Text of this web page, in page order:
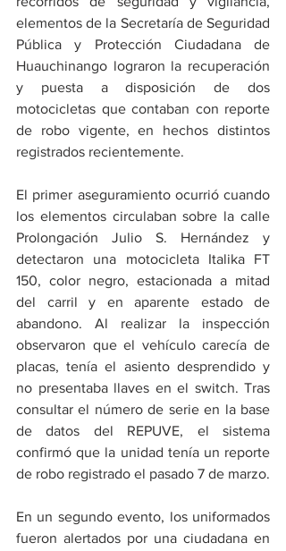
elementos de la Secretaría de Seguridad
Pública y Protección Ciudadana de
Huauchinango lograron la recuperación
y puesta a disposición de dos
motocicletas que contaban con reporte
de robo vigente, en hechos distintos
registrados recientemente.
​El primer aseguramiento ocurrió cuando
los elementos circulaban sobre la calle
Prolongación Julio S. Hernández y
detectaron una motocicleta Italika FT
150, color negro, estacionada a mitad
del carril y en aparente estado de
abandono. Al realizar la inspección
observaron que el vehículo carecía de
placas, tenía el asiento desprendido y
no presentaba llaves en el switch. Tras
consultar el número de serie en la base
de datos del REPUVE, el sistema
confirmó que la unidad tenía un reporte
de robo registrado el pasado 7 de marzo.
​En un segundo evento, los uniformados
fueron alertados por una ciudadana en